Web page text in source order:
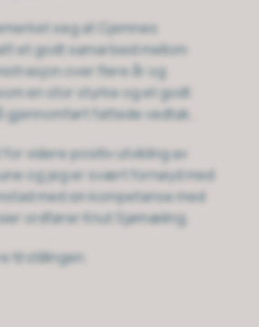
seg at Gjemnes
et godt samarbeid mellom
over flere år og
en stor styrke og et godt
gjennomført fattede vedtak.
for videre positiv utvikling av
og jeg er svært fornøyd med
med sin kompetanse med
ordfører Knut Sjømæling.
til stillingen.